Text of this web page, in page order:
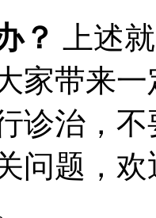
？
上述
家带来
诊治，
问题，